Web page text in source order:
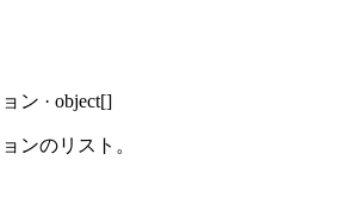
ン · object[]
ンのリスト。